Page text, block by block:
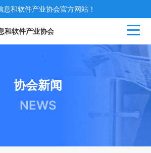
和软件产业协会官方网站！
和软件产业协会
协会新闻
NEWS